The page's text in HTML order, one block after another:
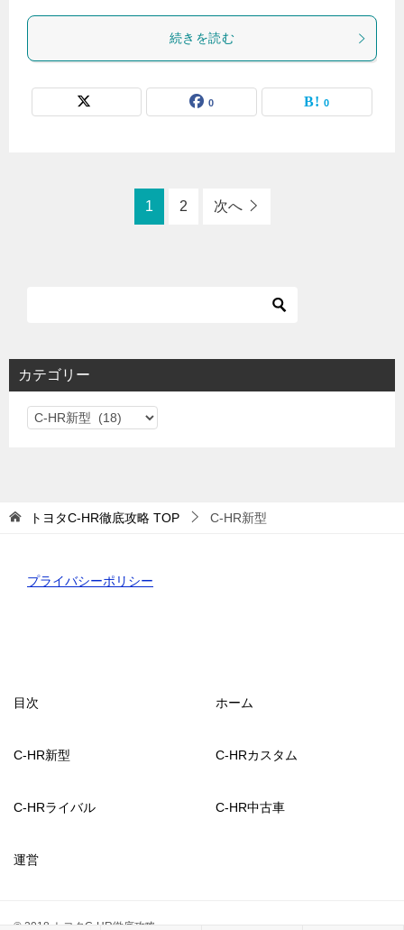
続きを読む
0 0
1 2 次へ
カテゴリー
カ
トヨタC-HR徹底攻略 TOP C-HR新型
プライバシーポリシー
目次 ホーム
C-HR新型 C-HRカスタム
C-HRライバル C-HR中古車
運営
© 2018 トヨタC-HR徹底攻略